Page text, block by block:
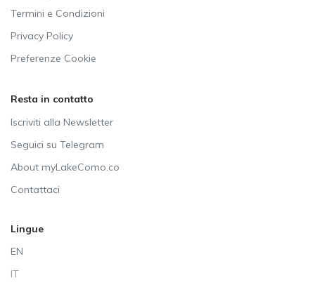
Termini e Condizioni
Privacy Policy
Preferenze Cookie
Resta in contatto
Iscriviti alla Newsletter
Seguici su Telegram
About myLakeComo.co
Contattaci
Lingue
EN
IT